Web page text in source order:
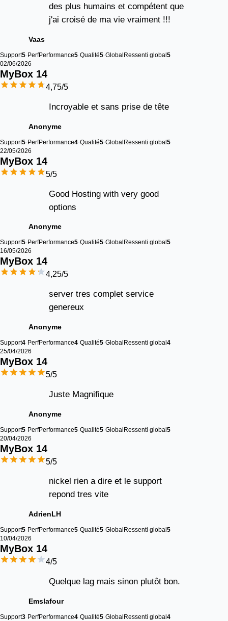
des plus humains et compétent que
j'ai croisé de ma vie vraiment !!!
Vaas
Support5 PerfPerformance5 Qualité5 Global Ressenti global 5
02/06/2026
MyBox 14
4,75/5
Incroyable et sans prise de tête
Anonyme
Support5 PerfPerformance4 Qualité5 GlobalRessenti global5
22/05/2026
MyBox 14
5/5
Good Hosting with very good
options
Anonyme
Support5 PerfPerformance5 Qualité5 Global Ressenti global 5
16/05/2026
MyBox 14
4,25/5
server tres complet service
genereux
Anonyme
Support4 PerfPerformance4 Qualité5 Global Ressenti global 4
25/04/2026
MyBox 14
5/5
Juste Magnifique
Anonyme
Support5 PerfPerformance5 Qualité5 GlobalRessenti global5
20/04/2026
MyBox 14
5/5
nickel rien a dire et le support
repond tres vite
AdrienLH
Support5 PerfPerformance5 Qualité5 Global Ressenti global 5
10/04/2026
MyBox 14
4/5
Quelque lag mais sinon plutôt bon.
Emslafour
Support3 PerfPerformance4 Qualité5 GlobalRessenti global4